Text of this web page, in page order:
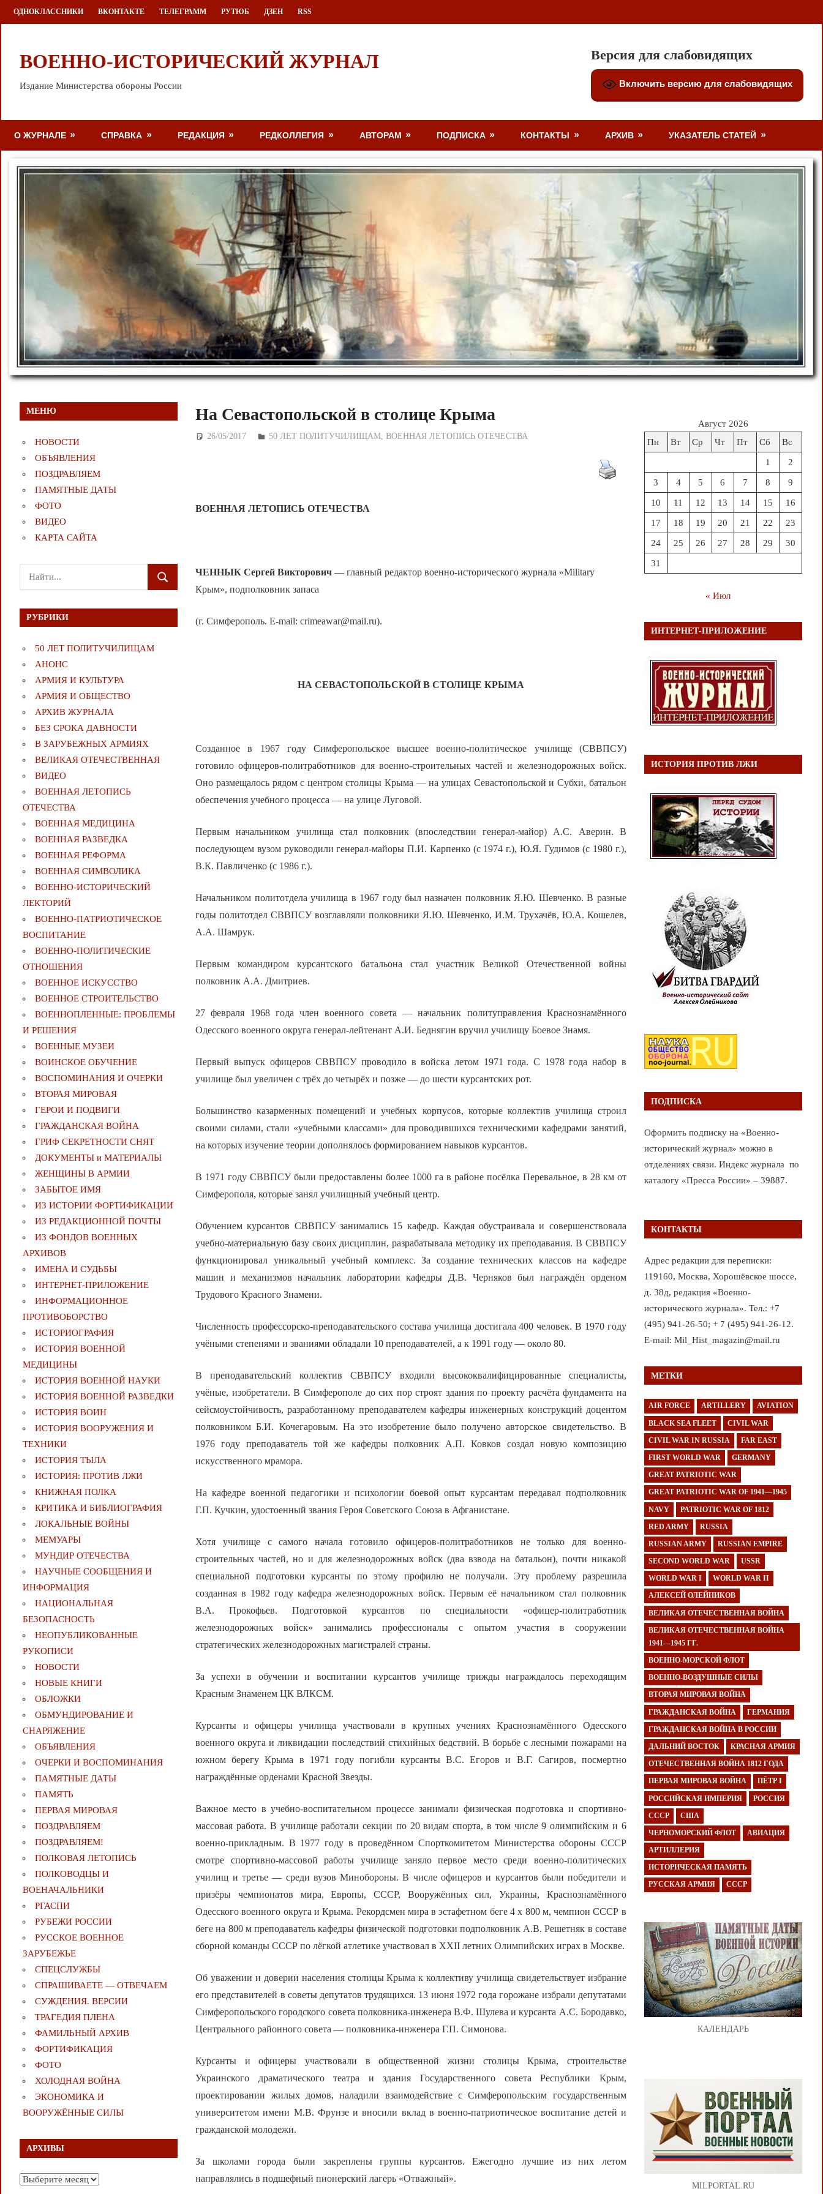
Перейти
к
ОДНОКЛАССНИКИ ВКОНТАКТЕ ТЕЛЕГРАММ РУТЮБ ДЗЕН RSS
ВОЕННО-ИСТОРИЧЕСКИЙ ЖУРНАЛ
Издание Министерства обороны России
Версия для слабовидящих
Включить версию для слабовидящих
О ЖУРНАЛЕ СПРАВКА РЕДАКЦИЯ РЕДКОЛЛЕГИЯ АВТОРАМ ПОДПИСКА КОНТАКТЫ АРХИВ УКАЗАТЕЛЬ СТАТЕЙ
На Севастопольской в столице Крыма
26/05/2017 Дежурный по Редакции
50 ЛЕТ ПОЛИТУЧИЛИЩАМ, ВОЕННАЯ ЛЕТОПИСЬ ОТЕЧЕСТВА
ВОЕННАЯ ЛЕТОПИСЬ ОТЕЧЕСТВА
ЧЕННЫК Сергей Викторович — главный редактор военно-исторического журнала «Military
Крым», подполковник запаса
(г. Симферополь. E-mail: crimeawar@mail.ru).
НА СЕВАСТОПОЛЬСКОЙ В СТОЛИЦЕ КРЫМА
Созданное в 1967 году Симферопольское высшее военно-политическое училище (СВВПСУ)
готовило офицеров-политработников для военно-строительных частей и железнодорожных войск.
Оно размещалось рядом с центром столицы Крыма — на улицах Севастопольской и Субхи, батальон
обеспечения учебного процесса — на улице Луговой.
Первым начальником училища стал полковник (впоследствии генерал-майор) А.С. Аверин. В
последующем вузом руководили генерал-майоры П.И. Карпенко (с 1974 г.), Ю.Я. Гудимов (с 1980 г.),
В.К. Павличенко (с 1986 г.).
Начальником политотдела училища в 1967 году был назначен полковник Я.Ю. Шевченко. В разные
годы политотдел СВВПСУ возглавляли полковники Я.Ю. Шевченко, И.М. Трухачёв, Ю.А. Кошелев,
А.А. Шамрук.
Первым командиром курсантского батальона стал участник Великой Отечественной войны
полковник А.А. Дмитриев.
27 февраля 1968 года член военного совета — начальник политуправления Краснознамённого
Одесского военного округа генерал-лейтенант А.И. Беднягин вручил училищу Боевое Знамя.
Первый выпуск офицеров СВВПСУ проводило в войска летом 1971 года. С 1978 года набор в
училище был увеличен с трёх до четырёх и позже — до шести курсантских рот.
Большинство казарменных помещений и учебных корпусов, которые коллектив училища строил
своими силами, стали «учебными классами» для проводившихся техническими кафедрами занятий,
на которых изучение теории дополнялось формированием навыков курсантов.
В 1971 году СВВПСУ были предоставлены более 1000 га в районе посёлка Перевальное, в 28 км от
Симферополя, которые занял училищный учебный центр.
Обучением курсантов СВВПСУ занимались 15 кафедр. Каждая обустраивала и совершенствовала
учебно-материальную базу своих дисциплин, разрабатывала методику их преподавания. В СВВПСУ
функционировал уникальный учебный комплекс. За создание технических классов на кафедре
машин и механизмов начальник лаборатории кафедры Д.В. Черняков был награждён орденом
Трудового Красного Знамени.
Численность профессорско-преподавательского состава училища достигала 400 человек. В 1970 году
учёными степенями и званиями обладали 10 преподавателей, а к 1991 году — около 80.
В преподавательский коллектив СВВПСУ входили высококвалифицированные специалисты,
учёные, изобретатели. В Симферополе до сих пор строят здания по проекту расчёта фундамента на
сейсмоустойчивость, разработанному преподавателем кафедры инженерных конструкций доцентом
полковником Б.И. Кочегаровым. На это изобретение было получено авторское свидетельство. В
1976 году преподаватель той же кафедры полковник А.П. Ковков создал новую композицию
искусственного мрамора.
На кафедре военной педагогики и психологии боевой опыт курсантам передавал подполковник
Г.П. Кучкин, удостоенный звания Героя Советского Союза в Афганистане.
Хотя училище с самого начала готовило офицеров-политработников не только для военно-
строительных частей, но и для железнодорожных войск (два взвода на батальон), почти никакой
специальной подготовки курсанты по этому профилю не получали. Эту проблему разрешила
созданная в 1982 году кафедра железнодорожных войск. Первым её начальником стал полковник
В.А. Прокофьев. Подготовкой курсантов по специальности «офицер-политработник
железнодорожных войск» занимались профессионалы с опытом участия в сооружении
стратегических железнодорожных магистралей страны.
За успехи в обучении и воспитании курсантов училище трижды награждалось переходящим
Красным Знаменем ЦК ВЛКСМ.
Курсанты и офицеры училища участвовали в крупных учениях Краснознамённого Одесского
военного округа и ликвидации последствий стихийных бедствий. В борьбе с лесными пожарами на
южном берегу Крыма в 1971 году погибли курсанты В.С. Егоров и В.Г. Сагиров, посмертно
награждённые орденами Красной Звезды.
Важное место в учебно-воспитательном процессе занимали физическая подготовка и спортивно-
массовая работа. В училище работали секции по 20 видам спорта, в том числе 9 олимпийским и 6
военно-прикладным. В 1977 году в проведённом Спорткомитетом Министерства обороны СССР
смотре спортивно-массовой работы училище заняло первое место среди военно-политических
училищ и третье — среди вузов Минобороны. В числе офицеров и курсантов были победители и
призёры чемпионатов мира, Европы, СССР, Вооружённых сил, Украины, Краснознамённого
Одесского военного округа и Крыма. Рекордсмен мира в эстафетном беге 4 х 800 м, чемпион СССР в
беге на 800 м преподаватель кафедры физической подготовки подполковник А.В. Решетняк в составе
сборной команды СССР по лёгкой атлетике участвовал в XXII летних Олимпийских играх в Москве.
Об уважении и доверии населения столицы Крыма к коллективу училища свидетельствует избрание
его представителей в советы депутатов трудящихся. 13 июня 1972 года горожане избрали депутатами
Симферопольского городского совета полковника-инженера В.Ф. Шулева и курсанта А.С. Бородавко,
Центрального районного совета — полковника-инженера Г.П. Симонова.
Курсанты и офицеры участвовали в общественной жизни столицы Крыма, строительстве
Украинского драматического театра и здания Государственного совета Республики Крым,
проектировании жилых домов, наладили взаимодействие с Симферопольским государственным
университетом имени М.В. Фрунзе и вносили вклад в военно-патриотическое воспитание детей и
гражданской молодежи.
За школами города были закреплены группы курсантов. Ежегодно лучшие из них летом
направлялись в подшефный пионерский лагерь «Отважный».
МЕНЮ
НОВОСТИ
ОБЪЯВЛЕНИЯ
ПОЗДРАВЛЯЕМ
ПАМЯТНЫЕ ДАТЫ
ФОТО
ВИДЕО
КАРТА САЙТА
Поиск
для:
ПОИСК
РУБРИКИ
50 ЛЕТ ПОЛИТУЧИЛИЩАМ
АНОНС
АРМИЯ И КУЛЬТУРА
АРМИЯ И ОБЩЕСТВО
АРХИВ ЖУРНАЛА
БЕЗ СРОКА ДАВНОСТИ
В ЗАРУБЕЖНЫХ АРМИЯХ
ВЕЛИКАЯ ОТЕЧЕСТВЕННАЯ
ВИДЕО
ВОЕННАЯ ЛЕТОПИСЬ
ОТЕЧЕСТВА
ВОЕННАЯ МЕДИЦИНА
ВОЕННАЯ РАЗВЕДКА
ВОЕННАЯ РЕФОРМА
ВОЕННАЯ СИМВОЛИКА
ВОЕННО-ИСТОРИЧЕСКИЙ
ЛЕКТОРИЙ
ВОЕННО-ПАТРИОТИЧЕСКОЕ
ВОСПИТАНИЕ
ВОЕННО-ПОЛИТИЧЕСКИE
ОТНОШЕНИЯ
ВОЕННОЕ ИСКУССТВО
ВОЕННОЕ СТРОИТЕЛЬСТВО
ВОЕННОПЛЕННЫЕ: ПРОБЛЕМЫ
И РЕШЕНИЯ
ВОЕННЫЕ МУЗЕИ
ВОИНСКОЕ ОБУЧЕНИЕ
ВОСПОМИНАНИЯ И ОЧЕРКИ
ВТОРАЯ МИРОВАЯ
ГЕРОИ И ПОДВИГИ
ГРАЖДАНСКАЯ ВОЙНА
ГРИФ СЕКРЕТНОСТИ СНЯТ
ДОКУМЕНТЫ и МАТЕРИАЛЫ
ЖЕНЩИНЫ В АРМИИ
ЗАБЫТОЕ ИМЯ
ИЗ ИСТОРИИ ФОРТИФИКАЦИИ
ИЗ РЕДАКЦИОННОЙ ПОЧТЫ
ИЗ ФОНДОВ ВОЕННЫХ
АРХИВОВ
ИМЕНА И СУДЬБЫ
ИНТЕРНЕТ-ПРИЛОЖЕНИЕ
ИНФОРМАЦИОННОЕ
ПРОТИВОБОРСТВО
ИСТОРИОГРАФИЯ
ИСТОРИЯ ВОЕННОЙ
МЕДИЦИНЫ
ИСТОРИЯ ВОЕННОЙ НАУКИ
ИСТОРИЯ ВОЕННОЙ РАЗВЕДКИ
ИСТОРИЯ ВОИН
ИСТОРИЯ ВООРУЖЕНИЯ И
ТЕХНИКИ
ИСТОРИЯ ТЫЛА
ИСТОРИЯ: ПРОТИВ ЛЖИ
КНИЖНАЯ ПОЛКА
КРИТИКА И БИБЛИОГРАФИЯ
ЛОКАЛЬНЫЕ ВОЙНЫ
МЕМУАРЫ
МУНДИР ОТЕЧЕСТВА
НАУЧНЫЕ СООБЩЕНИЯ И
ИНФОРМАЦИЯ
НАЦИОНАЛЬНАЯ
БЕЗОПАСНОСТЬ
НЕОПУБЛИКОВАННЫЕ
РУКОПИСИ
НОВОСТИ
НОВЫЕ КНИГИ
ОБЛОЖКИ
ОБМУНДИРОВАНИЕ И
СНАРЯЖЕНИЕ
ОБЪЯВЛЕНИЯ
ОЧЕРКИ И ВОСПОМИНАНИЯ
ПАМЯТНЫЕ ДАТЫ
ПАМЯТЬ
ПЕРВАЯ МИРОВАЯ
ПОЗДРАВЛЯЕМ
ПОЗДРАВЛЯЕМ!
ПОЛКОВАЯ ЛЕТОПИСЬ
ПОЛКОВОДЦЫ И
ВОЕНАЧАЛЬНИКИ
РГАСПИ
РУБЕЖИ РОССИИ
РУССКОЕ ВОЕННОЕ
ЗАРУБЕЖЬЕ
СПЕЦСЛУЖБЫ
СПРАШИВАЕТЕ — ОТВЕЧАЕМ
СУЖДЕНИЯ. ВЕРСИИ
ТРАГЕДИЯ ПЛЕНА
ФАМИЛЬНЫЙ АРХИВ
ФОРТИФИКАЦИЯ
ФОТО
ХОЛОДНАЯ ВОЙНА
ЭКОНОМИКА И
ВООРУЖЁННЫЕ СИЛЫ
АРХИВЫ
Архивы
Август 2026
Пн
Вт Ср Чт Пт Сб Вс
1 2
3 4 5 6 7 8 9
10 11 12 13 14 15 16
17 18 19 20 21 22 23
24 25 26 27 28 29 30
31
« Июл
ИНТЕРНЕТ-ПРИЛОЖЕНИЕ
ИСТОРИЯ ПРОТИВ ЛЖИ
ПОДПИСКА
Оформить подписку на «Военно-
исторический журнал» можно в
отделениях связи. Индекс журнала по
каталогу «Пресса России» – 39887.
КОНТАКТЫ
Адрес редакции для переписки:
119160, Москва, Хорошёвское шоссе,
д. 38д, редакция «Военно-
исторического журнала». Тел.: +7
(495) 941-26-50; + 7 (495) 941-26-12.
E-mail: Mil_Hist_magazin@mail.ru
МЕТКИ
AIR FORCE ARTILLERY AVIATION
BLACK SEA FLEET CIVIL WAR
CIVIL WAR IN RUSSIA FAR EAST
FIRST WORLD WAR GERMANY
GREAT PATRIOTIC WAR
GREAT PATRIOTIC WAR OF 1941—1945
NAVY PATRIOTIC WAR OF 1812
RED ARMY RUSSIA
RUSSIAN ARMY RUSSIAN EMPIRE
SECOND WORLD WAR USSR
WORLD WAR I WORLD WAR II
АЛЕКСЕЙ ОЛЕЙНИКОВ
ВЕЛИКАЯ ОТЕЧЕСТВЕННАЯ ВОЙНА
ВЕЛИКАЯ ОТЕЧЕСТВЕННАЯ ВОЙНА
1941—1945 ГГ.
ВОЕННО-МОРСКОЙ ФЛОТ
ВОЕННО-ВОЗДУШНЫЕ СИЛЫ
ВТОРАЯ МИРОВАЯ ВОЙНА
ГРАЖДАНСКАЯ ВОЙНА ГЕРМАНИЯ
ГРАЖДАНСКАЯ ВОЙНА В РОССИИ
ДАЛЬНИЙ ВОСТОК КРАСНАЯ АРМИЯ
ОТЕЧЕСТВЕННАЯ ВОЙНА 1812 ГОДА
ПЕРВАЯ МИРОВАЯ ВОЙНА ПЁТР I
РОССИЙСКАЯ ИМПЕРИЯ РОССИЯ
СССР США
ЧЕРНОМОРСКИЙ ФЛОТ АВИАЦИЯ
АРТИЛЛЕРИЯ
ИСТОРИЧЕСКАЯ ПАМЯТЬ
РУССКАЯ АРМИЯ СССР
КАЛЕНДАРЬ
MILPORTAL.RU